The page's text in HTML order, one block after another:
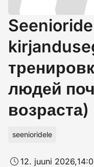
людей
возраста)
seenioridele
12. juuni 2026,